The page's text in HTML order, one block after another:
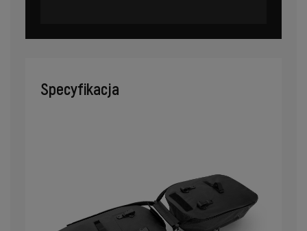
Specyfikacja